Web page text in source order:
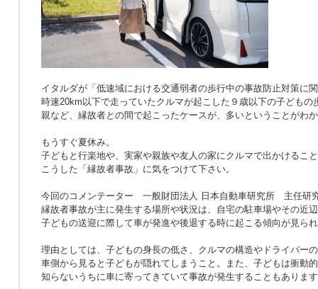
イタルダが「低速域における交通弱者の歩行中の事故防止対策に
時速20km以下で走っていたクルマが起こした９歳以下の子どもの
親など、縁故者との間で起こったケースが、多いということがわ
もうすぐ夏休み。
子どもと行楽地や、実家や親族や友人の家にクルマで出かけるこ
こうした「縁故者事故」に気をつけて下さい。
今回のコメンテーター 一般財団法人 日本自動車研究所 主任研
縁故者事故が主に発生する場所や状況は、自宅の駐車場やその近
子どもの送迎に際して車が発進や後退する時に起こる傾向が見ら
理由としては、子どもの身長の低さ、クルマの構造やドライバー
車側から見ると子どもが隠れてしまうこと。また、子どもは衝動
知らないうちに車に寄ってきていて事故が発生することもありま